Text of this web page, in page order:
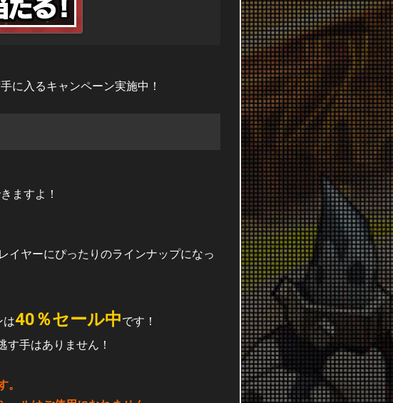
に入るキャンペーン実施中！
ますよ！
イヤーにぴったりのラインナップになっ
は40％セール中です！
手はありません！